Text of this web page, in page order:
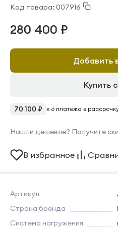
Код товара: 007916
Артикул
Страна бренда
Система нагружения
280 400 ₽
Добавить
Купить
70 100 ₽ x 6 платежа в
Нашли дешевле? Получите
В избранное